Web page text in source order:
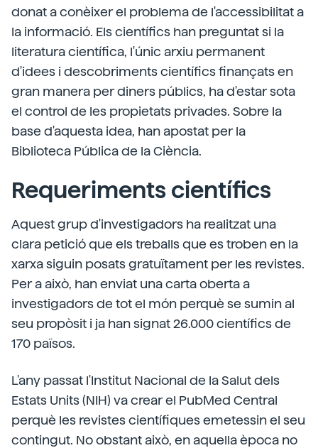
donat a conèixer el problema de l'accessibilitat a
la informació. Els científics han preguntat si la
literatura científica, l'únic arxiu permanent
d'idees i descobriments científics finançats en
gran manera per diners públics, ha d'estar sota
el control de les propietats privades. Sobre la
base d'aquesta idea, han apostat per la
Biblioteca Pública de la Ciència.
Requeriments científics
Aquest grup d'investigadors ha realitzat una
clara petició que els treballs que es troben en la
xarxa siguin posats gratuïtament per les revistes.
Per a això, han enviat una carta oberta a
investigadors de tot el món perquè se sumin al
seu propòsit i ja han signat 26.000 científics de
170 països.
L'any passat l'Institut Nacional de la Salut dels
Estats Units (NIH) va crear el PubMed Central
perquè les revistes científiques emetessin el seu
contingut. No obstant això, en aquella època no